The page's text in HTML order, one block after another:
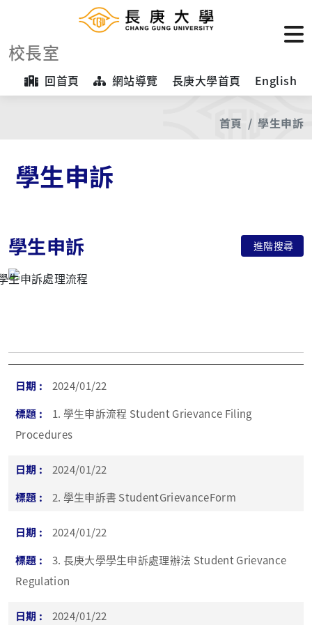
校長室
回首頁 網站導覽 長庚大學首頁 English
首頁 學生申訴
學生申訴
學生申訴 進階搜尋
2024/01/22
1. 學生申訴流程 Student Grievance Filing
Procedures
2024/01/22
2. 學生申訴書 StudentGrievanceForm
2024/01/22
3. 長庚大學學生申訴處理辦法 Student Grievance
Regulation
2024/01/22